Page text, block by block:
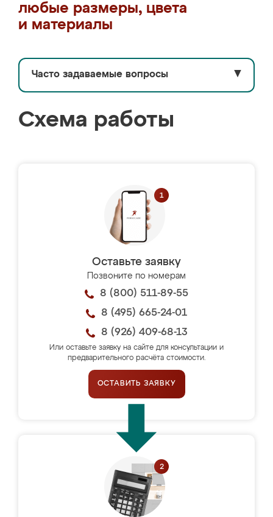
любые размеры, цвета
и материалы
Часто задаваемые вопросы ▼
Схема работы
Оставьте заявку
Позвоните по номерам
8 (800) 511-89-55
8 (495) 665-24-01
8 (926) 409-68-13
Или оставьте заявку на сайте для консультации и
предварительного расчёта стоимости.
ОСТАВИТЬ ЗАЯВКУ